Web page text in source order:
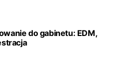
do gabinetu: EDM,